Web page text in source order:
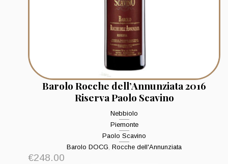
Barolo Rocche dell’Annunziata 2016
Riserva Paolo Scavino
Nebbiolo
Piemonte
Paolo Scavino
Barolo DOCG, Rocche dell'Annunziata
€248.00